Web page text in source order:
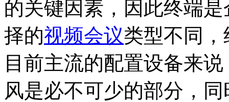
的关键因素，因此终端
择的视频会议类型不同
目前主流的配置设备来
风是必不可少的部分，